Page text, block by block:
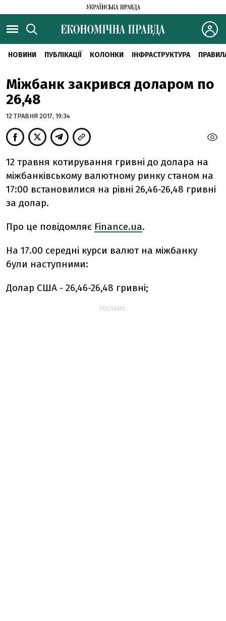
НОВИНИ ПУБЛІКАЦІЇ КОЛОНКИ ІНФРАСТРУКТУРА
Міжбанк закрився доларом по
26,48
12 ТРАВНЯ 2017, 19:34
12 травня котирування гривні до долара на
міжбанківському валютному ринку станом на
17:00 встановилися на рівні 26,46-26,48 гривні
за долар.
Про це повідомляє Finance.ua.
На 17.00 середні курси валют на міжбанку
були наступними:
Долар США - 26,46-26,48 гривні;
РЕКЛАМА: